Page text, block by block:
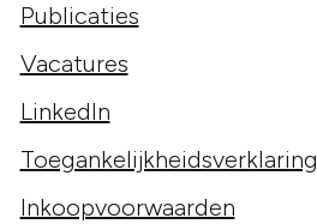
Publicaties
Vacatures
LinkedIn
Toegankelijkheidsverklaring
Inkoopvoorwaarden